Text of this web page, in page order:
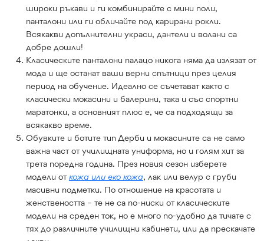
широки ръкави и ги комбинирайте с мини поли,
панталони или ги обличайте под карирани рокли.
Всякакви допълнителни украси, дантели и волани са
добре дошли!
Класическите панталони палацо никога няма да излязат от
мода и ще останат ваши верни спътници през целия
период на обучение. Идеално се съчетават както с
класически мокасини и балерини, така и със спортни
маратонки, а основният плюс е, че са подходящи за
всякакво време.
Обувките и ботите тип Дерби и мокасините са не само
важна част от училищната униформа, но и голям хит за
трета поредна година. През новия сезон изберете
модели откожа или еко кожа, лак или велур с груби
масивни подметки. По отношение на красотата и
женствеността – те не са по-ниски от класическите
модели на среден ток, но е много по-удобно да тичате с
тях до различните училищни кабинети, или да прескачате